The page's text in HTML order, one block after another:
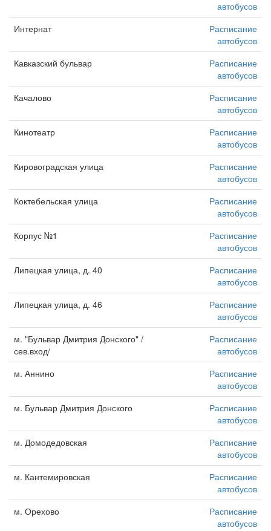
автобусов
Интернат
Расписание
автобусов
Кавказский бульвар
Расписание
автобусов
Качалово
Расписание
автобусов
Кинотеатр
Расписание
автобусов
Кировоградская улица
Расписание
автобусов
Коктебельская улица
Расписание
автобусов
Корпус №1
Расписание
автобусов
Липецкая улица, д. 40
Расписание
автобусов
Липецкая улица, д. 46
Расписание
автобусов
м. "Бульвар Дмитрия Донского" /
сев.вход/
Расписание
автобусов
м. Аннино
Расписание
автобусов
м. Бульвар Дмитрия Донского
Расписание
автобусов
м. Домодедовская
Расписание
автобусов
м. Кантемировская
Расписание
автобусов
м. Орехово
Расписание
автобусов